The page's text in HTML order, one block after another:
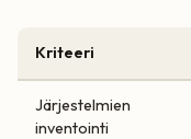
Kriteeri
Järjestelmien
inventointi